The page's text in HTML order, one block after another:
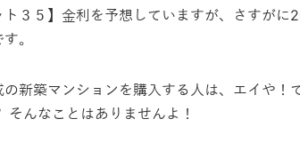
ト３５】金利を予想していますが、さすがに
。
新築マンションを購入する人は、エイや！
そんなことはありませんよ！